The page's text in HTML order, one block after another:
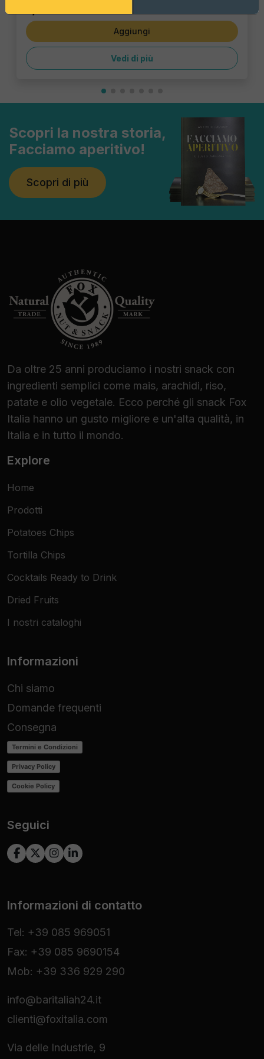
Aggiungi
Vedi di più
Scopri la nostra storia,
Facciamo aperitivo!
Scopri di più
Da oltre 25 anni produciamo i nostri snack con
ingredienti semplici come mais, arachidi, riso,
patate e olio vegetale. Ecco perché gli snack Fox
Italia hanno un gusto migliore e un'alta qualità, in
Italia e in tutto il mondo.
Explore
Home
Prodotti
Potatoes Chips
Tortilla Chips
Cocktails Ready to Drink
Dried Fruits
I nostri cataloghi
Informazioni
Chi siamo
Domande frequenti
Consegna
Termini e Condizioni
Privacy Policy
Cookie Policy
Seguici
Informazioni di contatto
Tel: +39 085 969051
Fax: +39 085 9690154
Mob: +39 336 929 290
info@baritaliah24.it
clienti@foxitalia.com
Via delle Industrie, 9